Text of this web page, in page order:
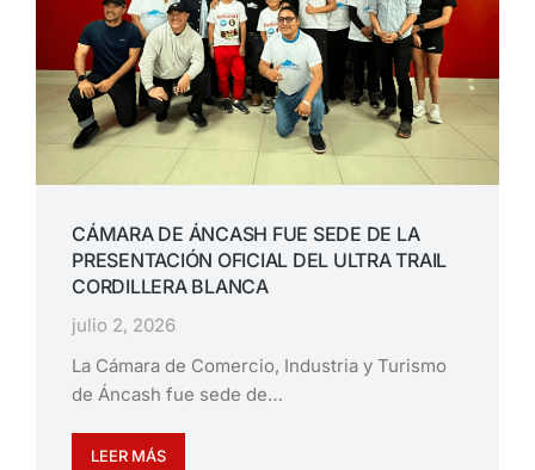
CÁMARA DE ÁNCASH FUE SEDE DE LA
PRESENTACIÓN OFICIAL DEL ULTRA TRAIL
CORDILLERA BLANCA
julio 2, 2026
La Cámara de Comercio, Industria y Turismo
de Áncash fue sede de…
LEER MÁS